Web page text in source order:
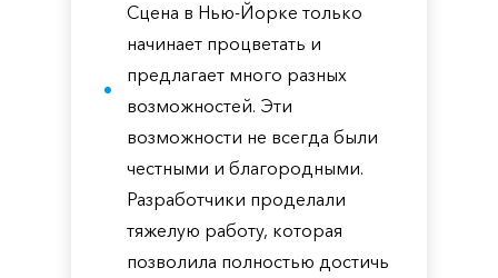
Сцена в Нью-Йорке только
начинает процветать и
предлагает много разных
возможностей. Эти
возможности не всегда были
честными и благородными.
Разработчики проделали
тяжелую работу, которая
позволила полностью достичь